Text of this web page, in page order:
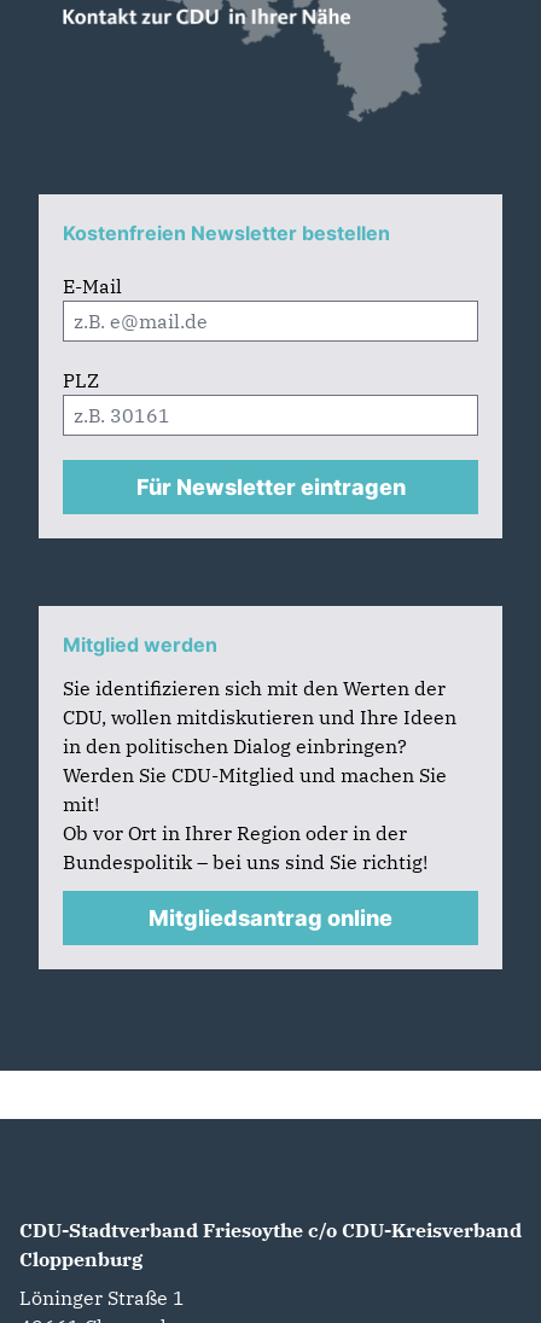
Kostenfreien Newsletter bestellen
E-Mail
PLZ
Für Newsletter eintragen
Mitglied werden
Sie identifizieren sich mit den Werten der
CDU, wollen mitdiskutieren und Ihre Ideen
in den politischen Dialog einbringen?
Werden Sie CDU-Mitglied und machen Sie
mit!
Ob vor Ort in Ihrer Region oder in der
Bundespolitik – bei uns sind Sie richtig!
Mitgliedsantrag online
CDU-Stadtverband Friesoythe c/o CDU-Kreisverband
Cloppenburg
Löninger Straße 1